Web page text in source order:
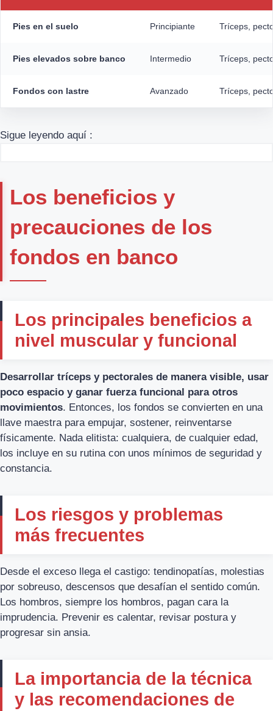
Pies en el suelo Principiante Tríceps,
Pies elevados sobre banco Intermedio Tríceps,
Fondos con lastre Avanzado Tríceps,
Sigue leyendo aquí :
Los beneficios y
precauciones de los
fondos en banco
Los principales beneficios a
nivel muscular y funcional
Desarrollar tríceps y pectorales de manera visible, usar
poco espacio y ganar fuerza funcional para otros
movimientos. Entonces, los fondos se convierten en una
llave maestra para empujar, sostener, reinventarse
físicamente. Nada elitista: cualquiera, de cualquier edad,
los incluye en su rutina con unos mínimos de seguridad y
constancia.
Los riesgos y problemas
más frecuentes
Desde el exceso llega el castigo: tendinopatías, molestias
por sobreuso, descensos que desafían el sentido común.
Los hombros, siempre los hombros, pagan cara la
imprudencia. Prevenir es calentar, revisar postura y
progresar sin ansia.
La importancia de la técnica
y las recomendaciones de